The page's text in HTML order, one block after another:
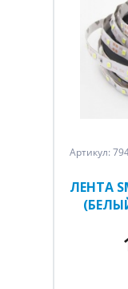
Артикул:
ЛЕНТА